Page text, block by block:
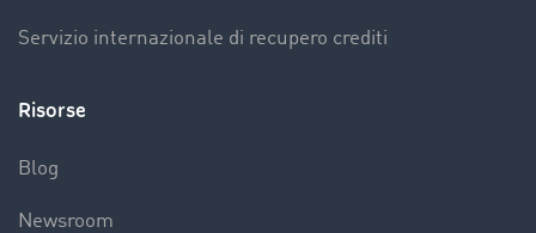
Servizio internazionale di recupero crediti
Risorse
Blog
Newsroom